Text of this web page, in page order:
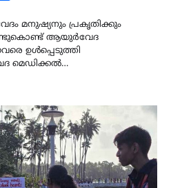
മനുഷ്യനും പ്രകൃതിക്കും
ആയുർവേദ
ഉൾപ്പെടുത്തി
മെഡിക്കൽ…